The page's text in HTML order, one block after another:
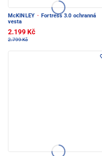
McKINLEY · Fortress 3.0 ochranná
vesta
2.199 Kč
2.799 Kč